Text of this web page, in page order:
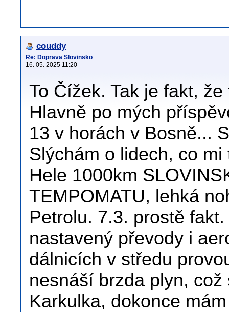
couddy
Re: Doprava Slovinsko
16. 05. 2025 11:20
To Čížek. Tak je fakt,
Hlavně po mých
13 v horách v Bosně...
Slýchám o lidech, co
Hele 1000km
TEMPOMATU, lehká
Petrolu. 7.3. prostě
nastavený převody i
dálnicích v středu
nesnáší brzda plyn,
Karkulka, dokonce